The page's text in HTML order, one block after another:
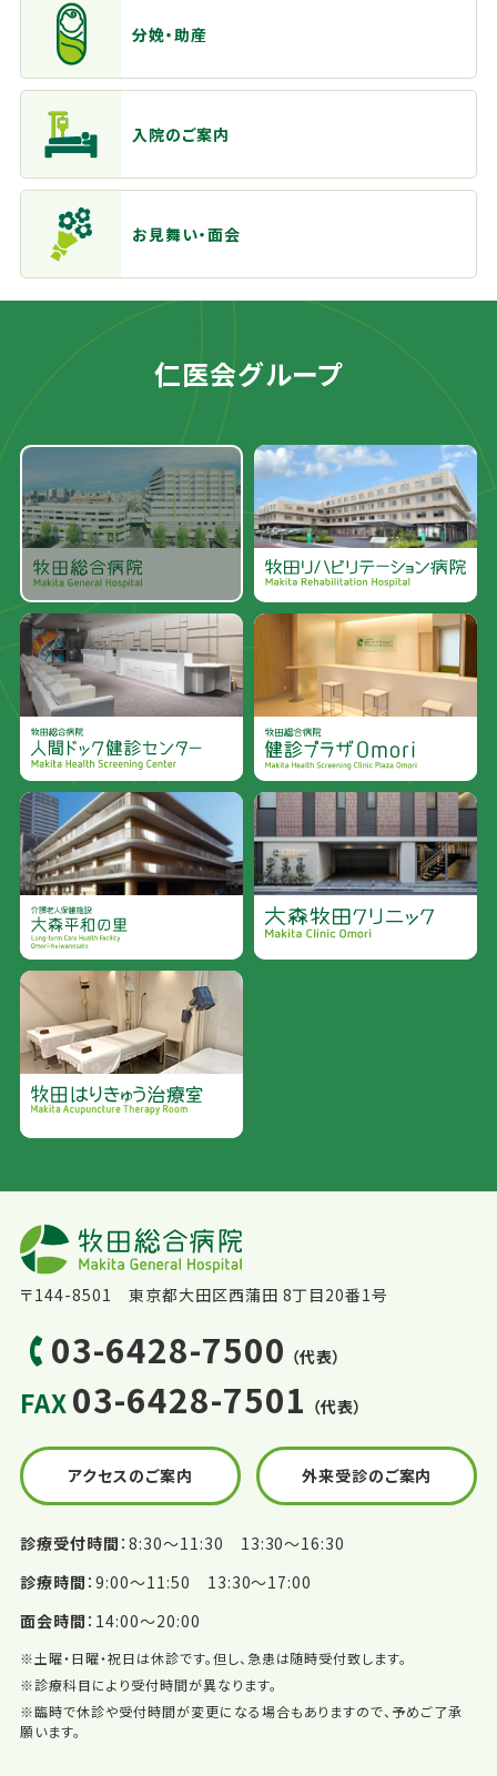
分娩・助産
入院のご案内
お見舞い・面会
仁医会グループ
〒144-8501 東京都大田区西蒲田 8丁目20番1号
03-6428-7500 （代表）
FAX03-6428-7501 （代表）
アクセスのご案内 外来受診のご案内
診療受付時間 8:30〜11:30 13:30〜16:30
診療時間 9:00〜11:50 13:30〜17:00
面会時間 14:00〜20:00
※土曜・日曜・祝日は休診です。但し、急患は随時受付致します。
※診療科目により受付時間が異なります。
※臨時で休診や受付時間が変更になる場合もありますので、予めご了承
願います。